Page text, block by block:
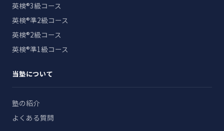
英検®3級コース
英検®準2級コース
英検®2級コース
英検®準1級コース
当塾について
塾の紹介
よくある質問